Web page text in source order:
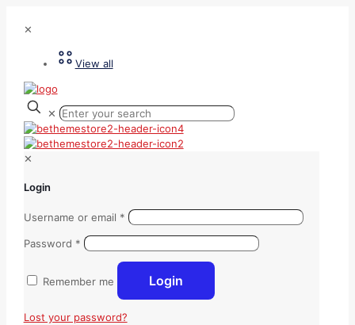
✕
View all
✕
✕
Login
Username or email *
Password *
Remember me Login
Lost your password?